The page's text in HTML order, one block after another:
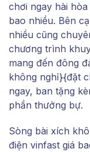
chơi ngay hài
bao nhiều. Bên
nhiều cũng
chương trình
mang đến đông
không nghỉ}{đặt
ngay, ban tặng
phần thưởng bự.
Sòng bài xích
điện vinfast giá